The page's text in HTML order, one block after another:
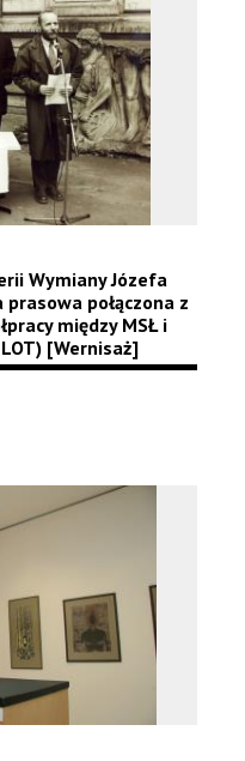
Wymiany Józefa
połączona z
między MSŁ i
[Wernisaż]